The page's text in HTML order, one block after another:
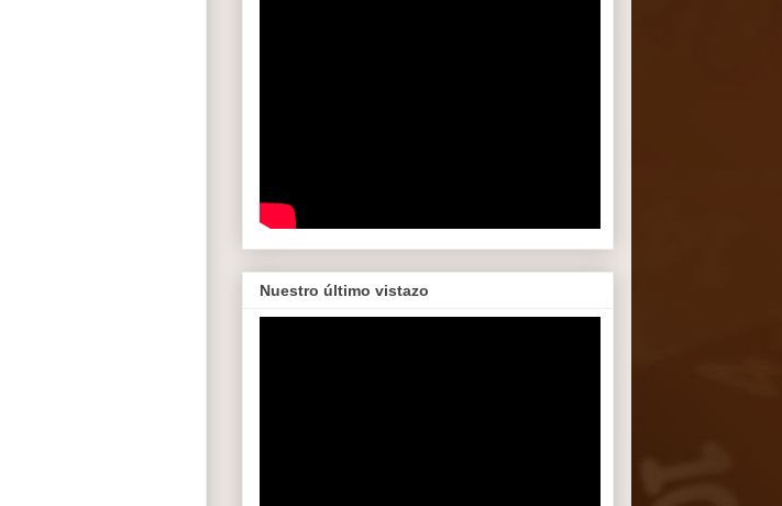
Nuestro último vistazo